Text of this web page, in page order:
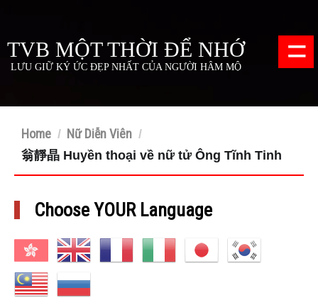
TVB MỘT THỜI ĐỂ NHỚ
LƯU GIỮ KÝ ỨC ĐẸP NHẤT CỦA NGƯỜI HÂM MỘ =
Home / Nữ Diễn Viên /
翁靜晶 Huyền thoại về nữ tử Ông Tĩnh Tinh
Choose YOUR Language